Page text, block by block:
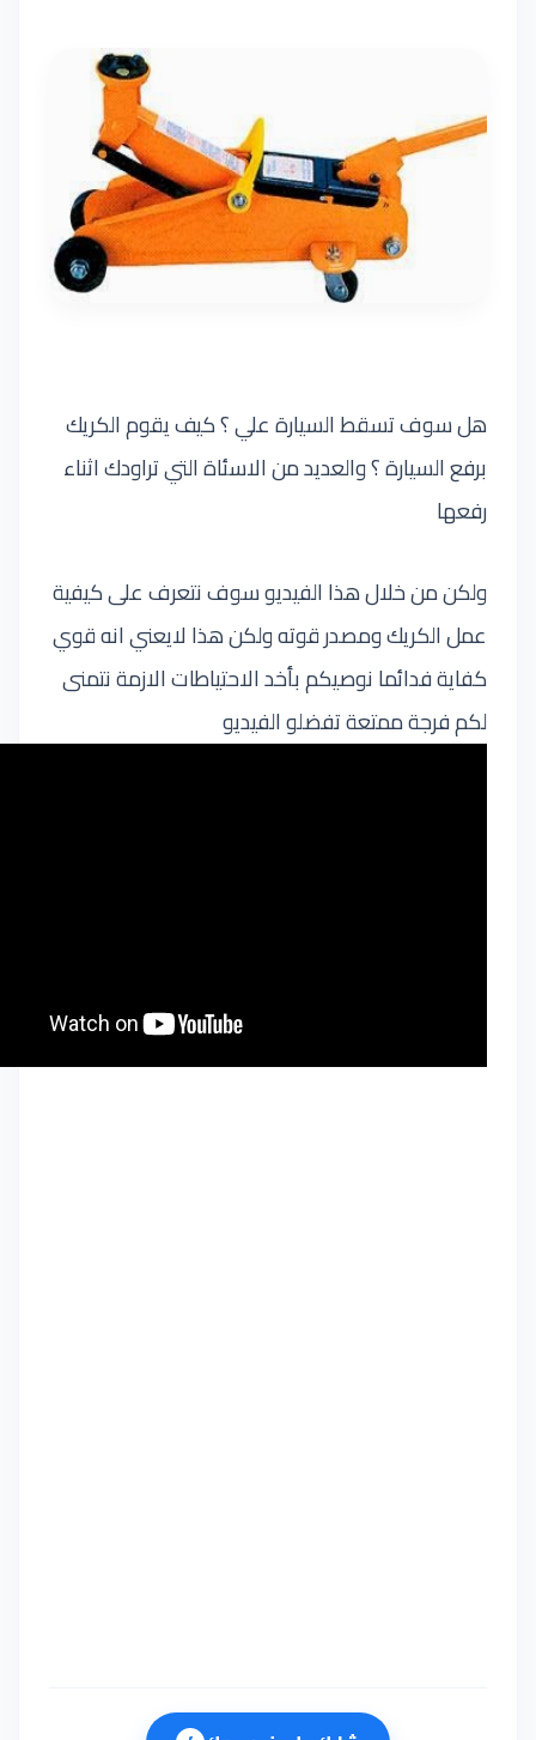
هل سوف تسقط السيارة علي ؟ كيف يقوم الكريك
برفع السيارة ؟ والعديد من الاسئاة التي تراودك اثناء
رفعها
ولكن من خلال هذا الفيديو سوف نتعرف على كيفية
عمل الكريك ومصدر قوته ولكن هذا لايعني انه قوي
كفاية فدائما نوصيكم بأخد الاحتياطات الازمة نتمنى
لكم فرجة ممتعة تفضلو الفيديو